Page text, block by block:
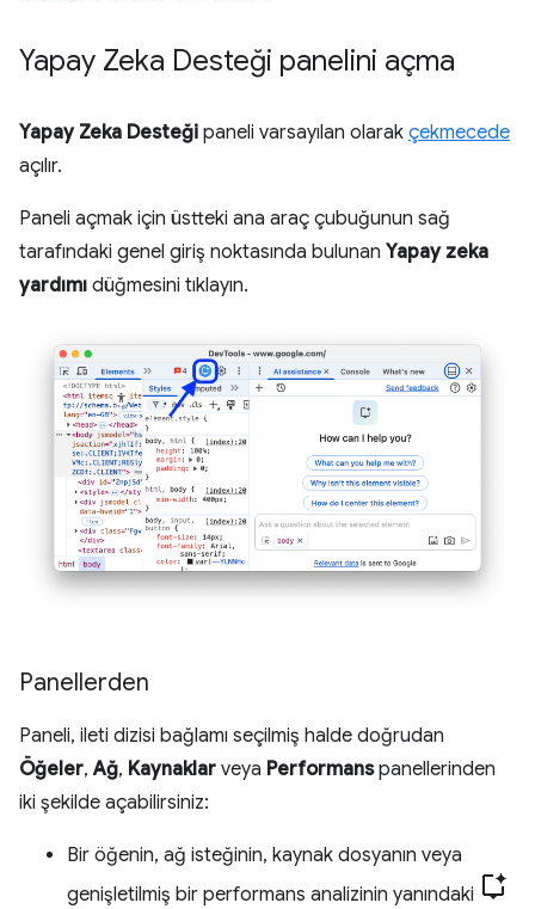
Yapay Zeka Desteği panelini açma
Yapay Zeka Desteği paneli varsayılan olarak çekmecede
açılır.
Paneli açmak için üstteki ana araç çubuğunun sağ
tarafındaki genel giriş noktasında bulunan Yapay zeka
yardımı düğmesini tıklayın.
Panellerden
Paneli, ileti dizisi bağlamı seçilmiş halde doğrudan
Öğeler,Ağ, Kaynaklar veya Performanspanellerinden
iki şekilde açabilirsiniz:
Bir öğenin, ağ isteğinin, kaynak dosyanın veya
genişletilmiş bir performans analizinin yanındaki